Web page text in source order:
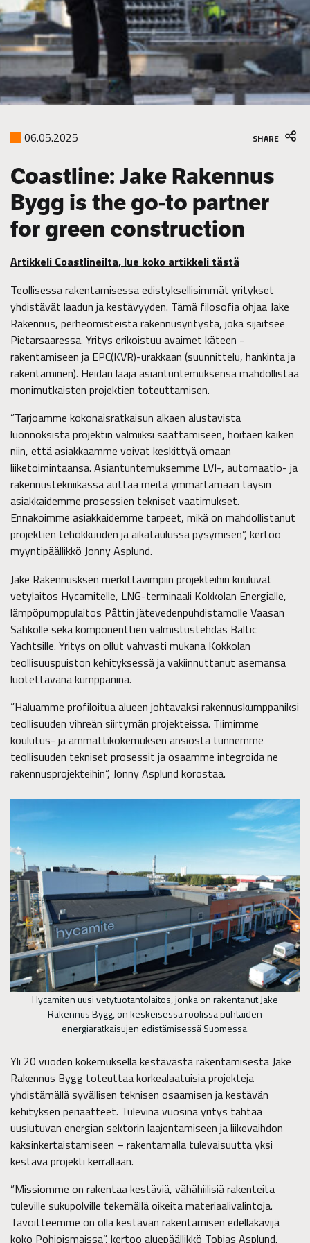
06.05.2025 SHARE
Coastline: Jake Rakennus
Bygg is the go-to partner
for green construction
Artikkeli Coastlineilta, lue koko artikkeli tästä
Teollisessa rakentamisessa edistyksellisimmät yritykset
yhdistävät laadun ja kestävyyden. Tämä filosofia ohjaa Jake
Rakennus, perheomisteista rakennusyritystä, joka sijaitsee
Pietarsaaressa. Yritys erikoistuu avaimet käteen -
rakentamiseen ja EPC(KVR)-urakkaan (suunnittelu, hankinta ja
rakentaminen). Heidän laaja asiantuntemuksensa mahdollistaa
monimutkaisten projektien toteuttamisen.
”Tarjoamme kokonaisratkaisun alkaen alustavista
luonnoksista projektin valmiiksi saattamiseen, hoitaen kaiken
niin, että asiakkaamme voivat keskittyä omaan
liiketoimintaansa. Asiantuntemuksemme LVI-, automaatio- ja
rakennustekniikassa auttaa meitä ymmärtämään täysin
asiakkaidemme prosessien tekniset vaatimukset.
Ennakoimme asiakkaidemme tarpeet, mikä on mahdollistanut
projektien tehokkuuden ja aikataulussa pysymisen”, kertoo
myyntipäällikkö Jonny Asplund.
Jake Rakennusksen merkittävimpiin projekteihin kuuluvat
vetylaitos Hycamitelle, LNG-terminaali Kokkolan Energialle,
lämpöpumppulaitos Påttin jätevedenpuhdistamolle Vaasan
Sähkölle sekä komponenttien valmistustehdas Baltic
Yachtsille. Yritys on ollut vahvasti mukana Kokkolan
teollisuuspuiston kehityksessä ja vakiinnuttanut asemansa
luotettavana kumppanina.
”Haluamme profiloitua alueen johtavaksi rakennuskumppaniksi
teollisuuden vihreän siirtymän projekteissa. Tiimimme
koulutus- ja ammattikokemuksen ansiosta tunnemme
teollisuuden tekniset prosessit ja osaamme integroida ne
rakennusprojekteihin”, Jonny Asplund korostaa.
Hycamiten uusi vetytuotantolaitos, jonka on rakentanut Jake
Rakennus Bygg, on keskeisessä roolissa puhtaiden
energiaratkaisujen edistämisessä Suomessa.
Yli 20 vuoden kokemuksella kestävästä rakentamisesta Jake
Rakennus Bygg toteuttaa korkealaatuisia projekteja
yhdistämällä syvällisen teknisen osaamisen ja kestävän
kehityksen periaatteet. Tulevina vuosina yritys tähtää
uusiutuvan energian sektorin laajentamiseen ja liikevaihdon
kaksinkertaistamiseen – rakentamalla tulevaisuutta yksi
kestävä projekti kerrallaan.
”Missiomme on rakentaa kestäviä, vähähiilisiä rakenteita
tuleville sukupolville tekemällä oikeita materiaalivalintoja.
Tavoitteemme on olla kestävän rakentamisen edelläkävijä
koko Pohjoismaissa”, kertoo aluepäällikkö Tobias Asplund.